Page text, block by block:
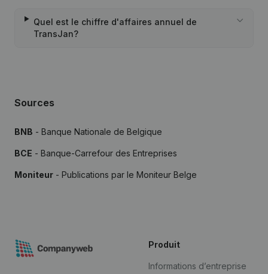
Quel est le chiffre d'affaires annuel de
TransJan?
Sources
BNB - Banque Nationale de Belgique
BCE - Banque-Carrefour des Entreprises
Moniteur - Publications par le Moniteur Belge
Produit
Informations d’entreprise